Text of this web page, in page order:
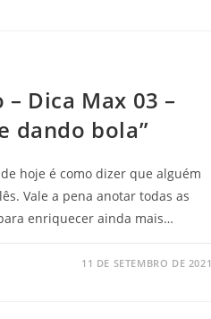
Dica Max 03 –
dando bola”
hoje é como dizer que alguém
Vale a pena anotar todas as
enriquecer ainda mais…
11 DE SETEMBRO DE 2021